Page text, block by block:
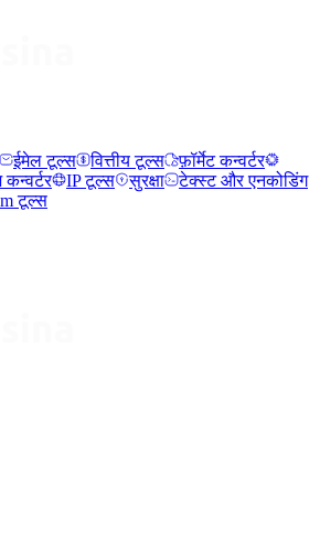
ईमेल टूल्स वित्तीय टूल्स
फ़ॉर्मेट कन्वर्टर
IP टूल्स सुरक्षा
टेक्स्ट और एनकोडिंग
टूल्स